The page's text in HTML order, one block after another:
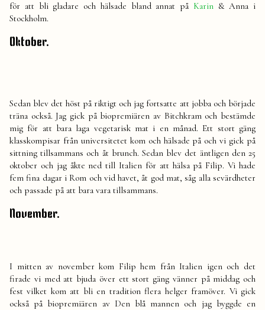
för att bli gladare och hälsade bland annat på Karin& Anna i
Stockholm.
Oktober.
Sedan blev det höst på riktigt och jag fortsatte att jobba och började
träna också. Jag gick på biopremiären av Bitchkram och bestämde
mig för att bara laga vegetarisk mat i en månad. Ett stort gäng
klasskompisar från universitetet kom och hälsade på och vi gick på
sittning tillsammans och åt brunch. Sedan blev det äntligen den 25
oktober och jag åkte ned till Italien för att hälsa på Filip. Vi hade
fem fina dagar i Rom och vid havet, åt god mat, såg alla sevärdheter
och passade på att bara vara tillsammans.
November.
I mitten av november kom Filip hem från Italien igen och det
firade vi med att bjuda över ett stort gäng vänner på middag och
fest vilket kom att bli en tradition flera helger framöver. Vi gick
också på biopremiären av Den blå mannen och jag byggde en